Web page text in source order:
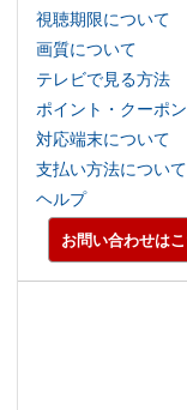
視聴期限について
画質について
テレビで見る方法
ポイント・クーポ
対応端末について
支払い方法について
ヘルプ
お問い合わせは